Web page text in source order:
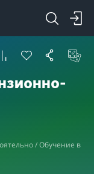
/ Обучение в